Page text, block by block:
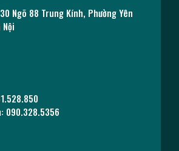
Ngõ 88 Trung Kính, Phường Yên
090.328.5356